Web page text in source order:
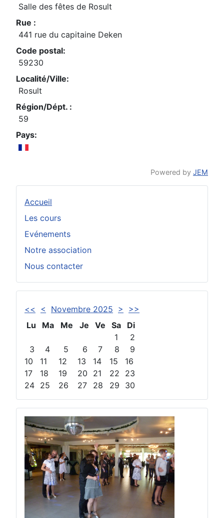
Accueil
Les cours
Evénements
Notre association
Nous contacter
<< < Novembre 2025 >
>>
Lu
Ma Me Je Ve Sa
Di
1
2
3
4 5 6 7 8
9
10
11 12 13 14 15
16
17
18 19 20 21 22
23
24 25 26 27 28 29 30
Salle des fêtes de Rosult
Rue :
441 rue du capitaine Deken
Code postal:
59230
Localité/Ville:
Rosult
Région/Dépt. :
59
Pays:
Powered by JEM